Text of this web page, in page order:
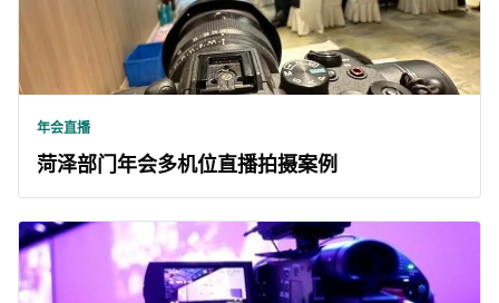
年会直播
菏泽部门年会多机位直播拍摄案例